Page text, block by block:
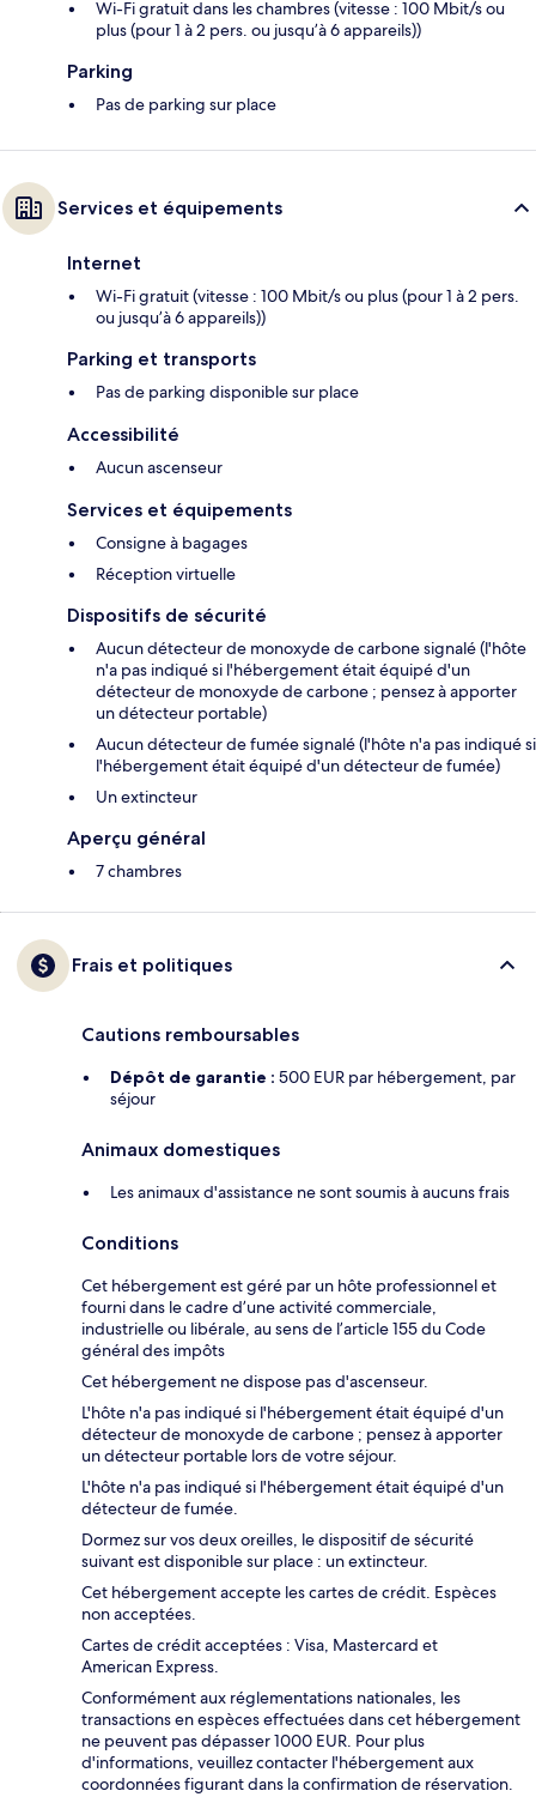
Wi-Fi gratuit dans les chambres (vitesse : 100 Mbit/s ou
plus (pour 1 à 2 pers. ou jusqu’à 6 appareils))
Parking
Pas de parking sur place
Services et équipements
Internet
Wi-Fi gratuit (vitesse : 100 Mbit/s ou plus (pour 1 à 2 pers.
ou jusqu’à 6 appareils))
Parking et transports
Pas de parking disponible sur place
Accessibilité
Aucun ascenseur
Services et équipements
Consigne à bagages
Réception virtuelle
Dispositifs de sécurité
Aucun détecteur de monoxyde de carbone signalé (l'hôte
n'a pas indiqué si l'hébergement était équipé d'un
détecteur de monoxyde de carbone ; pensez à apporter
un détecteur portable)
Aucun détecteur de fumée signalé (l'hôte n'a pas indiqué si
l'hébergement était équipé d'un détecteur de fumée)
Un extincteur
Aperçu général
7 chambres
Frais et politiques
Cautions remboursables
Dépôt de garantie : 500 EUR par hébergement, par
séjour
Animaux domestiques
Les animaux d'assistance ne sont soumis à aucuns frais
Conditions
Cet hébergement est géré par un hôte professionnel et
fourni dans le cadre d’une activité commerciale,
industrielle ou libérale, au sens de l’article 155 du Code
général des impôts
Cet hébergement ne dispose pas d'ascenseur.
L'hôte n'a pas indiqué si l'hébergement était équipé d'un
détecteur de monoxyde de carbone ; pensez à apporter
un détecteur portable lors de votre séjour.
L'hôte n'a pas indiqué si l'hébergement était équipé d'un
détecteur de fumée.
Dormez sur vos deux oreilles, le dispositif de sécurité
suivant est disponible sur place : un extincteur.
Cet hébergement accepte les cartes de crédit. Espèces
non acceptées.
Cartes de crédit acceptées : Visa, Mastercard et
American Express.
Conformément aux réglementations nationales, les
transactions en espèces effectuées dans cet hébergement
ne peuvent pas dépasser 1000 EUR. Pour plus
d'informations, veuillez contacter l'hébergement aux
coordonnées figurant dans la confirmation de réservation.